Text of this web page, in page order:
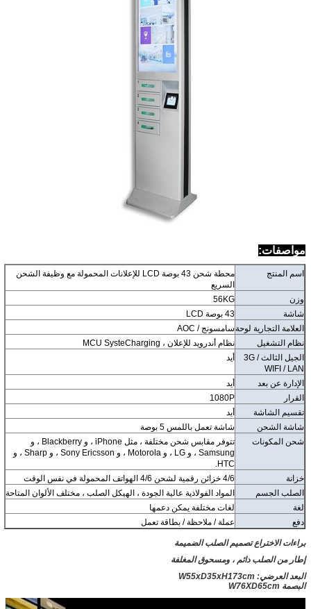
مواصفات:
اسم المنتج
محطة شحن 43 بوصة LCD للإعلانات المحمولة مع وظيفة الشحن
السريع
وزن
56KG
شاشة
43 بوصة LCD
العلامة التجارية لوحةسامسونج / AOC
نظام التشغيل
نظام أندرويد للإعلان ، MCU SysteCharging
الجيل الثالث 3G /
WIFI / LAN
أيد
الإدارة عن بعد
أيد
القرار
1080P
تقسيم الشاشة
أيد
شاشة الشحن
شاشة تعمل باللمس 5 بوصة
شحن المكونات
تتوفر مقابس شحن مختلفة ، مثل iPhone ، و Blackberry ، و
Samsung ، و LG ، و Motorola ، و Sony Ericsson ، و Sharp ، و
HTC.
خزانة
4/6 خزائن رقمية لشحن 4/6 الهواتف المحمولة في نفس الوقت
الصلب الجسم
المواد الفولاذية عالية الجودة ، الهيكل الصلب ، مختلف الألوان المتاحة
لغة
لغات مختلفة يمكن دعمها
دفع
عملة / ملاحظة / بطاقة تعمل
براءات الاختراع تصميم الصلب الضميمة
إطار من الصلب دائم ، ومسحوق المغلفة
البعد العرضي: W55xD35xH173cm
البصمة W76XD65cm